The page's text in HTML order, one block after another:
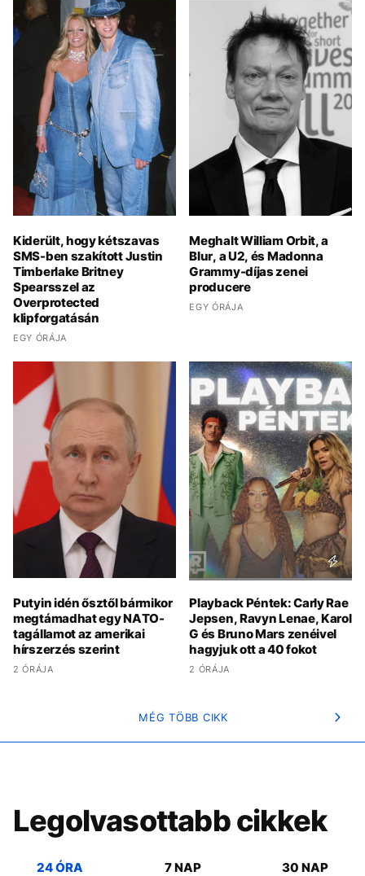
Kiderült, hogy kétszavas
SMS-ben szakított Justin
Timberlake Britney
Spearsszel az
Overprotected
klipforgatásán
EGY ÓRÁJA
Meghalt William Orbit, a
Blur, a U2, és Madonna
Grammy-díjas zenei
producere
EGY ÓRÁJA
Putyin idén ősztől bármikor
megtámadhat egy NATO-
tagállamot az amerikai
hírszerzés szerint
2 ÓRÁJA
Playback Péntek: Carly Rae
Jepsen, Ravyn Lenae, Karol
G és Bruno Mars zenéivel
hagyjuk ott a 40 fokot
2 ÓRÁJA
MÉG TÖBB CIKK
Legolvasottabb cikkek
24 ÓRA 7 NAP 30 NAP